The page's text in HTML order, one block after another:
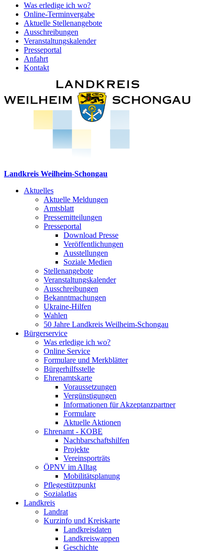
Was erledige ich wo?
Online-Terminvergabe
Aktuelle Stellenangebote
Ausschreibungen
Veranstaltungskalender
Presseportal
Anfahrt
Kontakt
Landkreis Weilheim-Schongau
Aktuelles
Aktuelle Meldungen
Amtsblatt
Pressemitteilungen
Presseportal
Download Presse
Veröffentlichungen
Ausstellungen
Soziale Medien
Stellenangebote
Veranstaltungskalender
Ausschreibungen
Bekanntmachungen
Ukraine-Hilfen
Wahlen
50 Jahre Landkreis Weilheim-Schongau
Bürgerservice
Was erledige ich wo?
Online Service
Formulare und Merkblätter
Bürgerhilfsstelle
Ehrenamtskarte
Voraussetzungen
Vergünstigungen
Informationen für Akzeptanzpartner
Formulare
Aktuelle Aktionen
Ehrenamt - KOBE
Nachbarschaftshilfen
Projekte
Vereinsporträts
ÖPNV im Alltag
Mobilitätsplanung
Pflegestützpunkt
Sozialatlas
Landkreis
Landrat
Kurzinfo und Kreiskarte
Landkreisdaten
Landkreiswappen
Geschichte